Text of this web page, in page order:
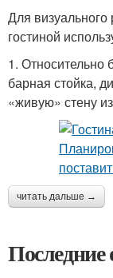
Для
гостиной
1. Относительно
барная стойка,
«живую» стену
читать дальше →
Последние